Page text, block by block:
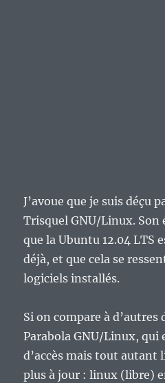
J’avoue que je suis déçu
Trisquel GNU/Linux. Son
que la Ubuntu 12.04 LTS
déjà, et que cela se
logiciels installés.
Si on compare à
Parabola GNU/Linux, qui
d’accès mais tout autant
plus à jour : linux (libre)